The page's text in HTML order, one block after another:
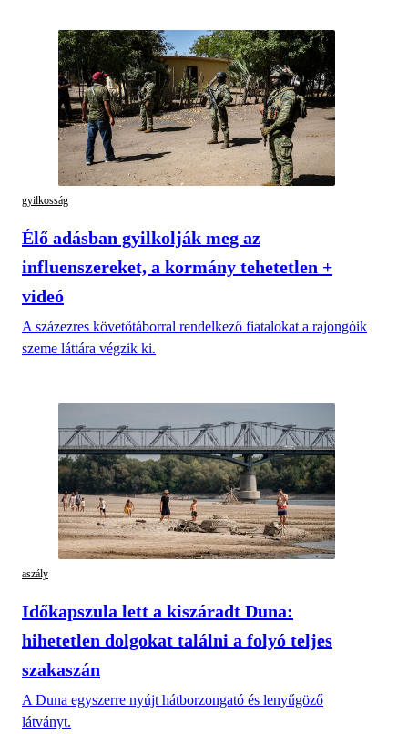
gyilkosság
Élő adásban gyilkolják meg az
influenszereket, a kormány tehetetlen +
videó
A százezres követőtáborral rendelkező fiatalokat a rajongóik
szeme láttára végzik ki.
aszály
Időkapszula lett a kiszáradt Duna:
hihetetlen dolgokat találni a folyó teljes
szakaszán
A Duna egyszerre nyújt hátborzongató és lenyűgöző
látványt.